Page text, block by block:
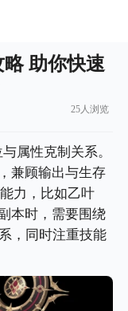
助你快速
25人浏览
属性克制关系。
兼顾输出与生存
力，比如乙叶
本时，需要围绕
，同时注重技能